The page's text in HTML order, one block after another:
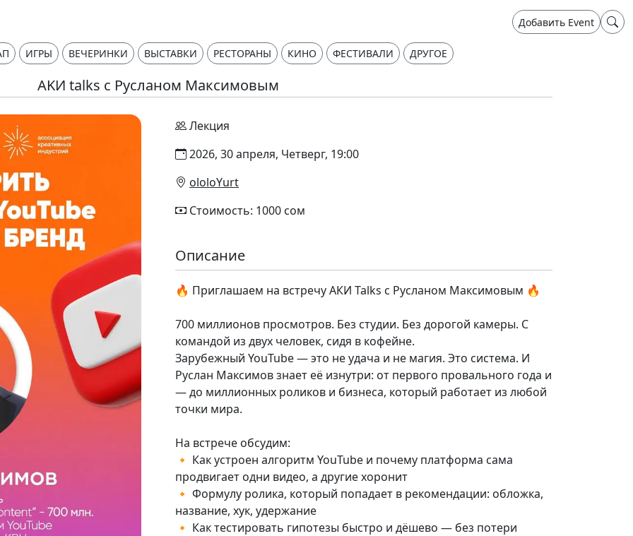
Добавить Event
ИГРЫ ВЕЧЕРИНКИ ВЫСТАВКИ РЕСТОРАНЫ КИНО ФЕСТИВАЛИ ДРУГОЕ
AKИ talks с Русланом Максимовым
Лекция
2026, 30 апреля, Четверг, 19:00
ololoYurt
Стоимость: 1000 сом
Описание
🔥 Приглашаем на встречу АКИ Talks с Русланом Максимовым 🔥
700 миллионов просмотров. Без студии. Без дорогой камеры. С
командой из двух человек, сидя в кофейне.
Зарубежный YouTube — это не удача и не магия. Это система. И
Руслан Максимов знает её изнутри: от первого провального года и
— до миллионных роликов и бизнеса, который работает из любой
точки мира.
На встрече обсудим:
🔸 Как устроен алгоритм YouTube и почему платформа сама
продвигает одни видео, а другие хоронит
🔸 Формулу ролика, который попадает в рекомендации: обложка,
название, хук, удержание
🔸 Как тестировать гипотезы быстро и дёшево — без потери